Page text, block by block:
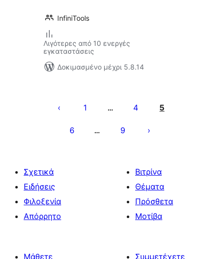
InfiniTools
Λιγότερες από 10 ενεργές
εγκαταστάσεις
Δοκιμασμένο μέχρι 5.8.14
άρθρων
1 … 4 5
6 … 9
Σχετικά
Ειδήσεις
Φιλοξενία
Απόρρητο
Βιτρίνα
Θέματα
Πρόσθετα
Μοτίβα
Μάθετε Συμμετέχετε